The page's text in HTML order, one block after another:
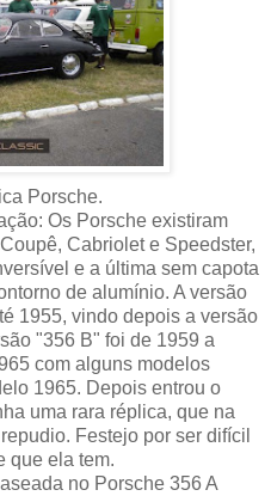
Porsche.
Os Porsche existiram
Cabriolet e Speedster,
e a última sem capota
de alumínio. A versão
1955, vindo depois a versão
"356 B" foi de 1959 a
com alguns modelos
1965. Depois entrou o
uma rara réplica, que na
Festejo por ser difícil
que ela tem.
no Porsche 356 A